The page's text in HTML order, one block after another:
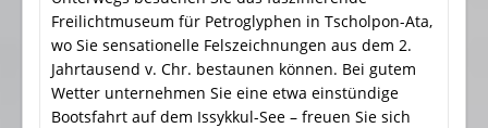
Freilichtmuseum für Petroglyphen in Tscholpon-Ata,
wo Sie sensationelle Felszeichnungen aus dem 2.
Jahrtausend v. Chr. bestaunen können. Bei gutem
Wetter unternehmen Sie eine etwa einstündige
Bootsfahrt auf dem Issykkul-See – freuen Sie sich